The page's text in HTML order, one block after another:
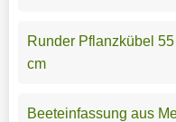
Runder Pflanzkübel
cm
Beeteinfassung aus